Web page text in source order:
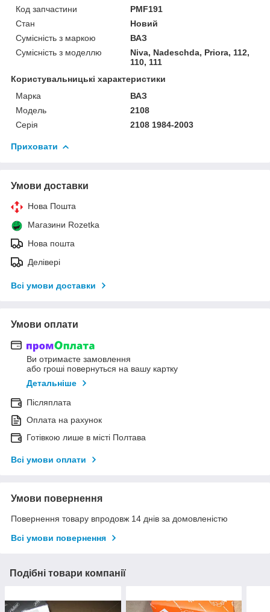
Код запчастини
PMF191
Стан
Новий
Сумісність з маркою
ВАЗ
Сумісність з моделлю
Niva, Nadeschda, Priora, 112,
110, 111
Користувальницькі характеристики
Марка
ВАЗ
Модель
2108
Серія
2108 1984-2003
Приховати
Умови доставки
Нова Пошта
Магазини Rozetka
Нова пошта
Делівері
Всі умови доставки
Умови оплати
Ви отримаєте замовлення
або гроші повернуться на вашу картку
Детальніше
Післяплата
Оплата на рахунок
Готівкою лише в місті Полтава
Всі умови оплати
Умови повернення
Повернення товару впродовж 14 днів за домовленістю
Всі умови повернення
Подібні товари компанії